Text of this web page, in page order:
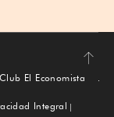
Subir
Club El Economista
Integral